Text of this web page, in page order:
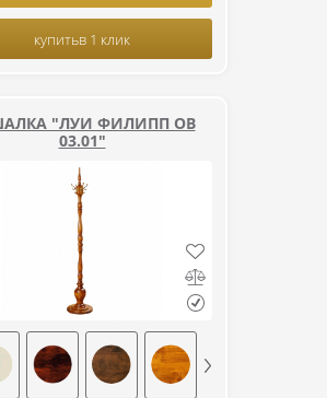
купитьв 1 клик
"ЛУИ ФИЛИПП ОВ
03.01"